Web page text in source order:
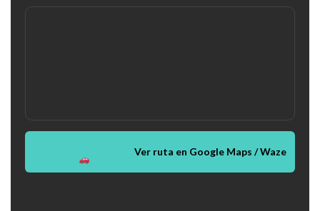
Ver ruta en Google Maps / Waze